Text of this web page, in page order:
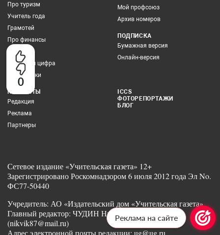
0
Про туризм
Учитель года
Грамотей
Про финансы
Здоровье
Учитель и цифра
Все рубрики
Мой профсоюз
Архив номеров
ПОДПИСКА
Бумажная версия
Онлайн-версия
КОНТАКТЫ
Редакция
Реклама
Партнеры
ICCS
ФОТОРЕПОРТАЖИ
БЛОГ
Сетевое издание «Учительская газета» 12+
Зарегистрировано Роскомнадзором 6 июля 2012 года Эл No.
ФС77-50440
Учредитель: АО «Издательский дом «Учительская газета»
Главный редактор: ЧУДИН Никита Викторович
(nikvik87@mail.ru)
Адрес электронной почты редакции: ug@ug.ru
Реклама на сайте